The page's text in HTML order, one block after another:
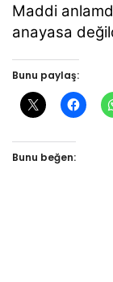
Maddi
anayasa
Bunu paylaş:
Bunu beğen: